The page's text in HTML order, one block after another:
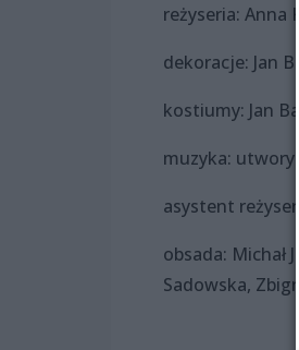
reżyseria: Anna
dekoracje: Jan
kostiumy: Jan
muzyka:
asystent
obsada: Michał
Sadowska,